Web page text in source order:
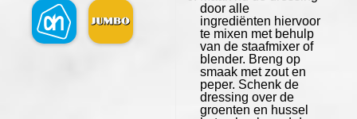
door alle
ingrediënten hiervoor
te mixen met behulp
van de staafmixer of
blender. Breng op
smaak met zout en
peper. Schenk de
dressing over de
groenten en hussel